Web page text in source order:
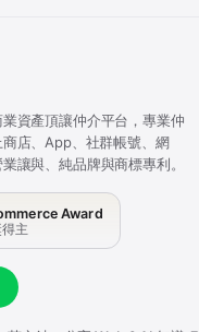
資產頂讓仲介平台，專業仲
店、App、社群帳號、網
讓與、純品牌與商標專利。
Award
主